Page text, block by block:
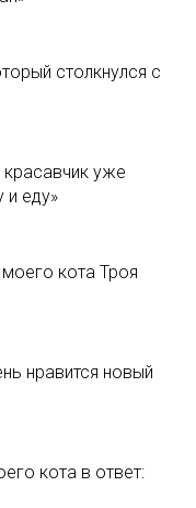
столкнулся с
красавчик уже
и еду»
кота Троя
нравится новый
кота в ответ: